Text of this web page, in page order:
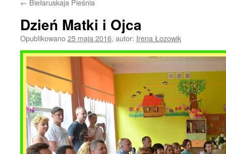
← Biełaruskaja Pieśnia
Dzień Matki i Ojca
Opublikowano25 maja 2016, autor: Irena Łozowik